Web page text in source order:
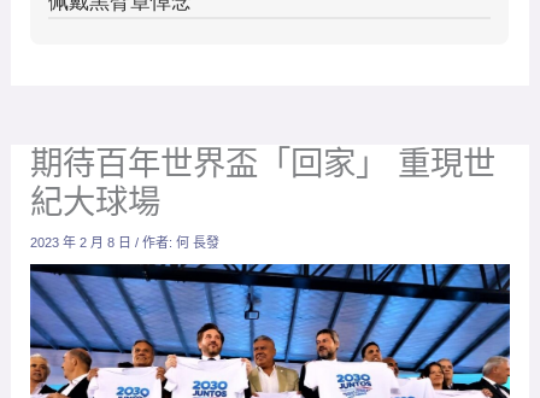
期待百年世界盃「回家」 重現世
紀大球場
2023 年 2 月 8 日/ 作者:何 長發